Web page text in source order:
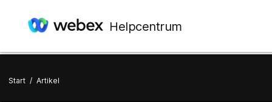
Helpcentrum
Start / Artikel